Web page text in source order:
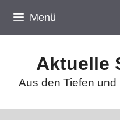
Inhalt
springen
Menü
Aktuelle
Aus den Tiefen